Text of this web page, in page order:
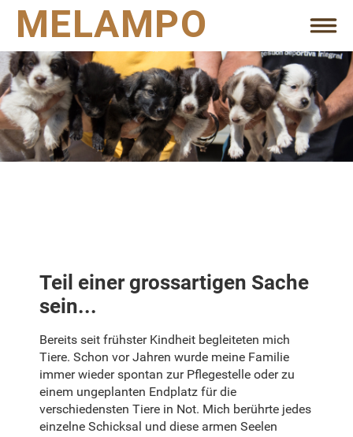
MELAMPO
Teil einer grossartigen Sache
sein...
Bereits seit frühster Kindheit begleiteten mich
Tiere. Schon vor Jahren wurde meine Familie
immer wieder spontan zur Pflegestelle oder zu
einem ungeplanten Endplatz für die
verschiedensten Tiere in Not. Mich berührte jedes
einzelne Schicksal und diese armen Seelen